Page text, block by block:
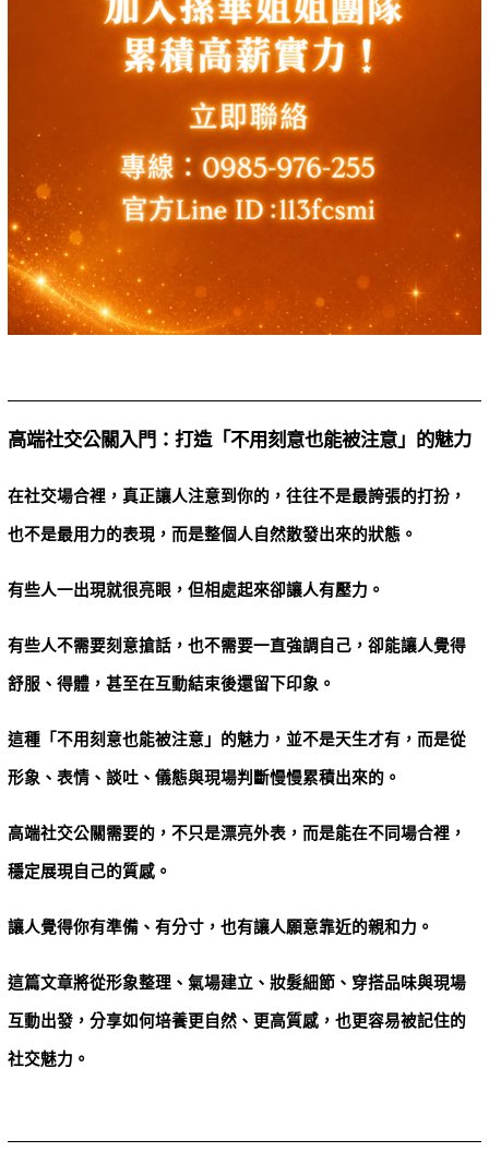
高端社交公關入門：打造「不用刻意也能被注意」的魅力
在社交場合裡，真正讓人注意到你的，往往不是最誇張的打扮，
也不是最用力的表現，而是整個人自然散發出來的狀態。
有些人一出現就很亮眼，但相處起來卻讓人有壓力。
有些人不需要刻意搶話，也不需要一直強調自己，卻能讓人覺得
舒服、得體，甚至在互動結束後還留下印象。
這種「不用刻意也能被注意」的魅力，並不是天生才有，而是從
形象、表情、談吐、儀態與現場判斷慢慢累積出來的。
高端社交公關需要的，不只是漂亮外表，而是能在不同場合裡，
穩定展現自己的質感。
讓人覺得你有準備、有分寸，也有讓人願意靠近的親和力。
這篇文章將從形象整理、氣場建立、妝髮細節、穿搭品味與現場
互動出發，分享如何培養更自然、更高質感，也更容易被記住的
社交魅力。